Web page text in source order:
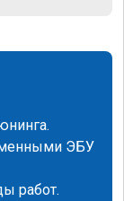
ЭБУ
работ.